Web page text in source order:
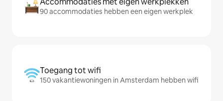
90 accommodaties hebben een eigen werkplek
Toegang tot wifi
150 vakantiewoningen in Amsterdam hebben wifi